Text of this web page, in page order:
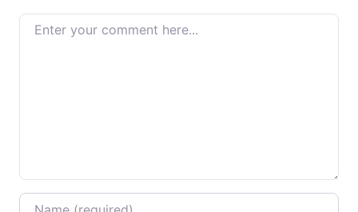
Enter your comment here…
Name